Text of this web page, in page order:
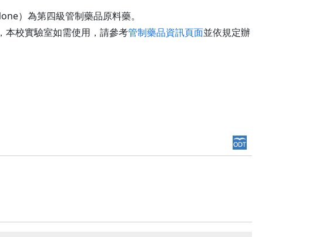
）為第四級管制藥品原料藥。
本校實驗室如需使用，請參考管制藥品資訊頁面並依規定辦